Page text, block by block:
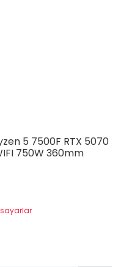
5 7500F RTX 5070
750W 360mm